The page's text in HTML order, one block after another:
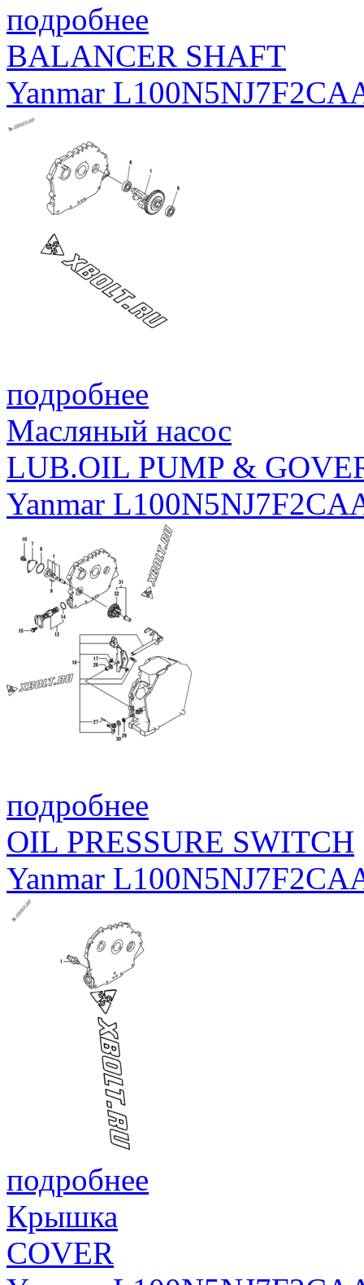
подробнее
BALANCER SHAFT
Yanmar
подробнее
Масляный насос
LUB.OIL PUMP &
Yanmar
подробнее
OIL PRESSURE SWITCH
Yanmar
подробнее
Крышка
COVER